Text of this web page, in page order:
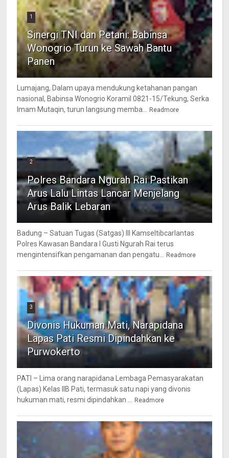
1
Sinergi TNI dan Petani: Babinsa
Wonogrio Turun ke Sawah Bantu
Panen
Lumajang, Dalam upaya mendukung ketahanan pangan
nasional, Babinsa Wonogrio Koramil 0821-15/Tekung, Serka
Imam Mutaqin, turun langsung memba...
Readmore
2
Polres Bandara Ngurah Rai Pastikan
Arus Lalu Lintas Lancar Menjelang
Arus Balik Lebaran
Badung – Satuan Tugas (Satgas) III Kamseltibcarlantas
Polres Kawasan Bandara I Gusti Ngurah Rai terus
mengintensifkan pengamanan dan pengatu...
Readmore
3
Divonis Hukuman Mati, Narapidana
Lapas Pati Resmi Dipindahkan ke
Purwokerto
PATI – Lima orang narapidana Lembaga Pemasyarakatan
(Lapas) Kelas IIB Pati, termasuk satu napi yang divonis
hukuman mati, resmi dipindahkan ...
Readmore